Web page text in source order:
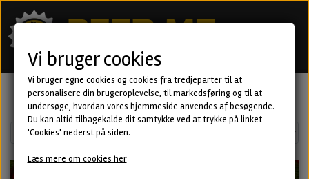
Vi bruger cookies
Vi bruger egne cookies og cookies fra tredjeparter til at
personalisere din brugeroplevelse, til markedsføring og til at
undersøge, hvordan vores hjemmeside anvendes af besøgende.
Du kan altid tilbagekalde dit samtykke ved at trykke på linket
'Cookies' nederst på siden.
Læs mere om cookies her